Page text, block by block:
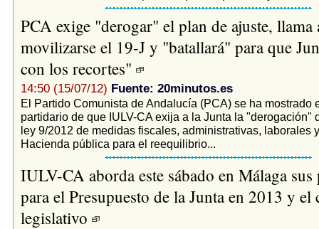
PCA exige "derogar" el plan de ajuste, llama
movilizarse el 19-J y "batallará" para que
con los recortes"
14:50 (15/07/12) Fuente: 20minutos.es
El Partido Comunista de Andalucía (PCA) se ha mostrado
partidario de que IULV-CA exija a la Junta la "derogación"
ley 9/2012 de medidas fiscales, administrativas, laborales
Hacienda pública para el reequilibrio...
IULV-CA aborda este sábado en Málaga
para el Presupuesto de la Junta en 2013 y el
legislativo